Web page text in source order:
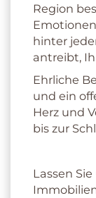
Region
hinter
antreibt,
Ehrliche
und ein
Herz und
bis zur
Lassen